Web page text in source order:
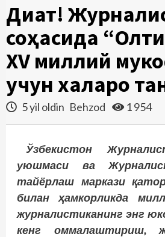
Диққат!
соҳасида
ХV миллий
учун халқаро
5 yil oldin Behzod 1 954
Ўзбекистон
уюшмаси ва
тайёрлаш маркази
билан ҳамкорликда
журналистиканинг энг
кенг оммалаштириш,